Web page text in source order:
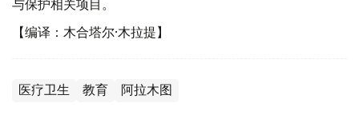
与保护相关项目。
【编译：木合塔尔·木拉提】
医疗卫生 教育 阿拉木图